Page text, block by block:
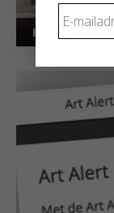
Kunstuitleen